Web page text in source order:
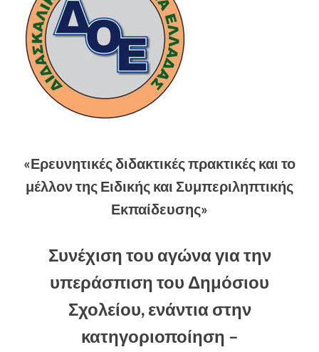
«Ερευνητικές διδακτικές πρακτικές και το
μέλλον της Ειδικής και Συμπεριληπτικής
Εκπαίδευσης»
Συνέχιση του αγώνα για την
υπεράσπιση του Δημόσιου
Σχολείου, ενάντια στην
κατηγοριοποίηση –